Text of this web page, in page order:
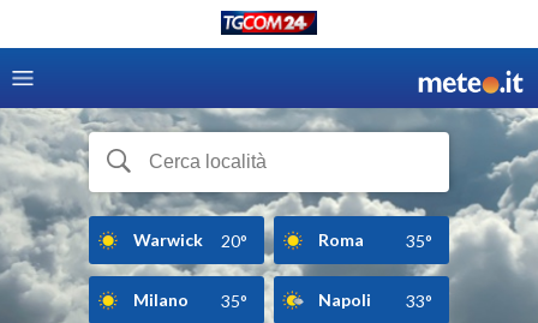
Warwick 20° Roma 35°
Milano 35° Napoli 33°